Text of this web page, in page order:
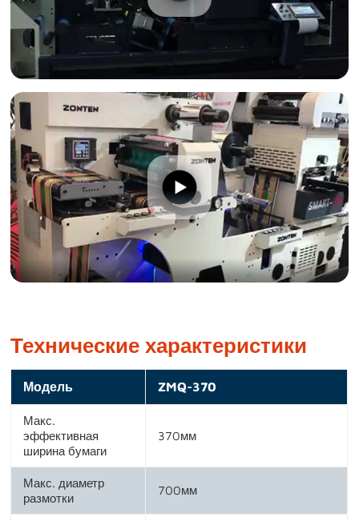
Технические характеристики
Модель ZMQ-370
Макс.
эффективная
ширина бумаги
370мм
Макс. диаметр
размотки
700мм